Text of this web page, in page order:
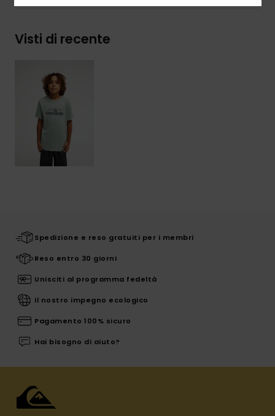
Visti di recente
Spedizione e reso gratuiti per i membri
Reso entro 30 giorni
Unisciti al programma fedeltà
Il nostro impegno ecologico
Pagamento 100% sicuro
Hai bisogno di aiuto?